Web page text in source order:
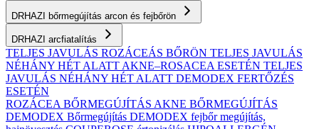
DRHAZI bőrmegújítás arcon és fejbőrön
DRHAZI arcfiatalítás
TELJES JAVULÁS ROZÁCEÁS BŐRÖN TELJES JAVULÁS
NÉHÁNY HÉT ALATT AKNE–ROSACEA ESETÉN TELJES
JAVULÁS NÉHÁNY HÉT ALATT DEMODEX FERTŐZÉS
ESETÉN
ROZÁCEA BŐRMEGÚJÍTÁS AKNE BŐRMEGÚJÍTÁS
DEMODEX Bőrmegújítás DEMODEX fejbőr megújítás,